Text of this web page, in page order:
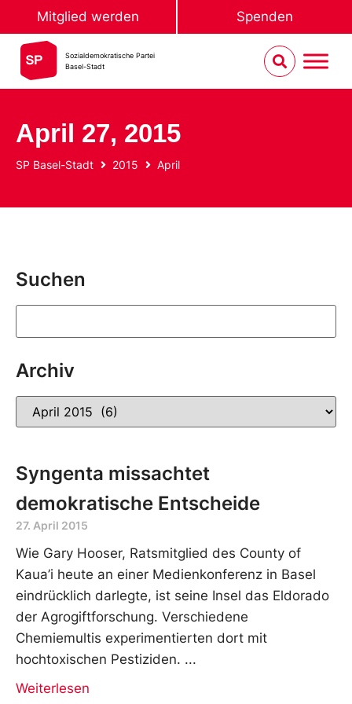
Mitglied werden Spenden
Sozialdemokratische Partei
Basel-Stadt
April 27, 2015
SP Basel-Stadt 2015 April
Suchen
Archiv
Syngenta missachtet
demokratische Entscheide
27. April 2015
Wie Gary Hooser, Ratsmitglied des County of
Kaua’i heute an einer Medienkonferenz in Basel
eindrücklich darlegte, ist seine Insel das Eldorado
der Agrogiftforschung. Verschiedene
Chemiemultis experimentierten dort mit
hochtoxischen Pestiziden.
Weiterlesen